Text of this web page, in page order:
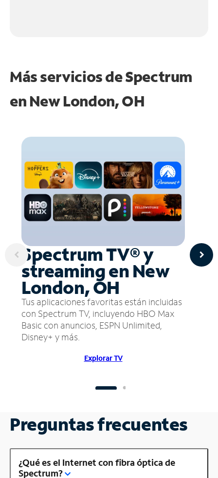
Más servicios de Spectrum
en New London, OH
Spectrum TV® y
streaming en New
London, OH
Tus aplicaciones favoritas están incluidas
con Spectrum TV, incluyendo HBO Max
Basic con anuncios, ESPN Unlimited,
Disney+ y más.
Explorar TV
Preguntas frecuentes
¿Qué es el Internet con fibra óptica de
Spectrum?